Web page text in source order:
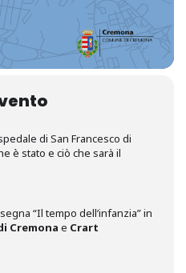
di San Francesco di
è stato e ciò che sarà il
“Il tempo dell’infanzia” in
Cremona e Crart